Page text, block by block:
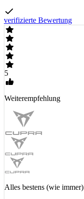
verifizierte Bewertung
5
Weiterempfehlung
Alles bestens (wie immer)